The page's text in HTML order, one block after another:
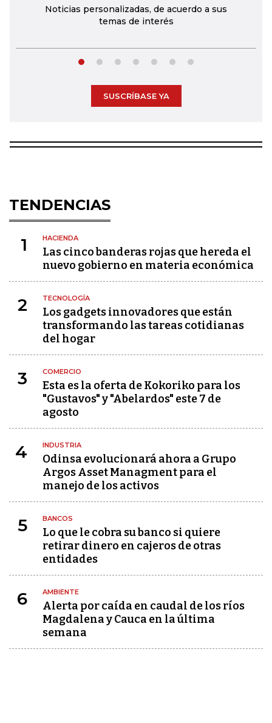
Noticias personalizadas, de acuerdo a sus
temas de interés
SUSCRÍBASE YA
TENDENCIAS
1 HACIENDA
Las cinco banderas rojas que hereda el
nuevo gobierno en materia económica
2 TECNOLOGÍA
Los gadgets innovadores que están
transformando las tareas cotidianas
del hogar
3 COMERCIO
Esta es la oferta de Kokoriko para los
"Gustavos" y "Abelardos" este 7 de
agosto
4 INDUSTRIA
Odinsa evolucionará ahora a Grupo
Argos Asset Managment para el
manejo de los activos
5 BANCOS
Lo que le cobra su banco si quiere
retirar dinero en cajeros de otras
entidades
6 AMBIENTE
Alerta por caída en caudal de los ríos
Magdalena y Cauca en la última
semana